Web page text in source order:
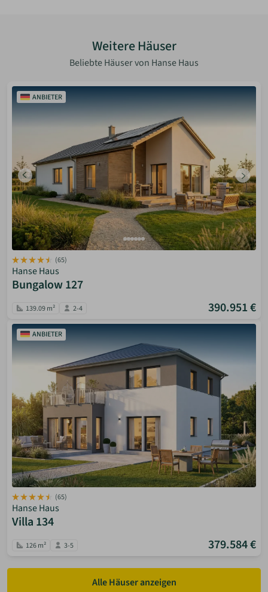
Weitere Häuser
Beliebte Häuser von Hanse Haus
ANBIETER
(65)
Hanse Haus
Bungalow 127
139.09 m² 2-4 390.951 €
ANBIETER
(65)
Hanse Haus
Villa 134
126 m² 3-5 379.584 €
Alle Häuser anzeigen